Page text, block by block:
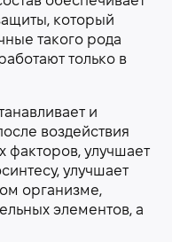
который
такого рода
только в
и
воздействия
факторов, улучшает
улучшает
организме,
элементов, а